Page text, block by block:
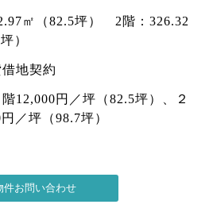
㎡（82.5坪） 2階：326.32
）
地契約
12,000円／坪（82.5坪）、２
／坪（98.7坪）